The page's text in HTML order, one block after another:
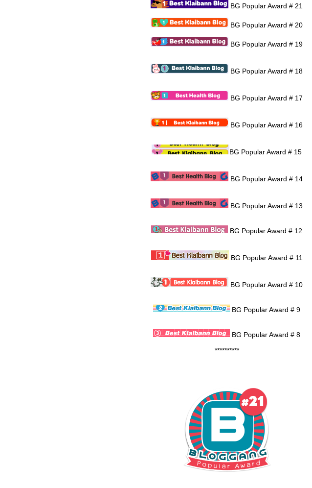
BG Popular Award # 21
BG Popular Award # 20
BG Popular Award # 19
BG Popular Award # 18
BG Popular Award # 17
BG Popular Award # 16
BG Popular Award # 15
BG Popular Award # 14
BG Popular Award # 13
BG Popular Award # 12
BG Popular Award # 11
BG Popular Award # 10
BG Popular Award # 9
BG Popular Award # 8
**********